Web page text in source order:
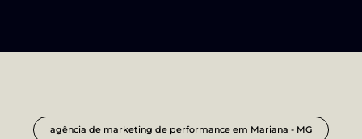
agência de marketing de performance em Mariana - MG